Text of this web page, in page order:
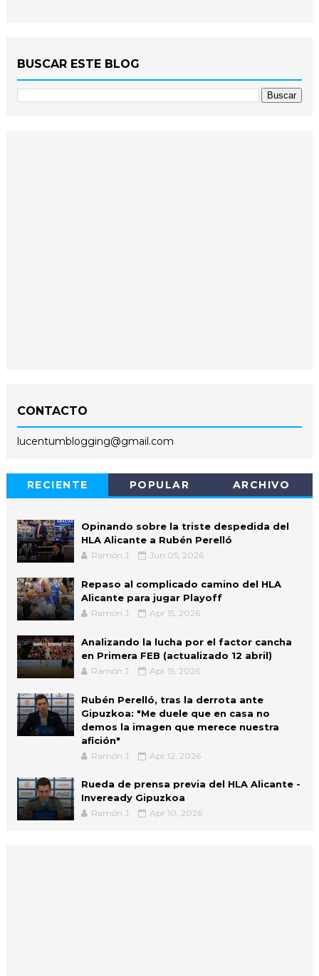
BUSCAR ESTE BLOG
CONTACTO
lucentumblogging@gmail.com
RECIENTE POPULAR ARCHIVO
Opinando sobre la triste despedida del
HLA Alicante a Rubén Perelló
Ramón J. Jun 05, 2026
Repaso al complicado camino del HLA
Alicante para jugar Playoff
Ramón J. Apr 15, 2026
Analizando la lucha por el factor cancha
en Primera FEB (actualizado 12 abril)
Ramón J. Apr 15, 2026
Rubén Perelló, tras la derrota ante
Gipuzkoa: "Me duele que en casa no
demos la imagen que merece nuestra
afición"
Ramón J. Apr 12, 2026
Rueda de prensa previa del HLA Alicante -
Inveready Gipuzkoa
Ramón J. Apr 10, 2026